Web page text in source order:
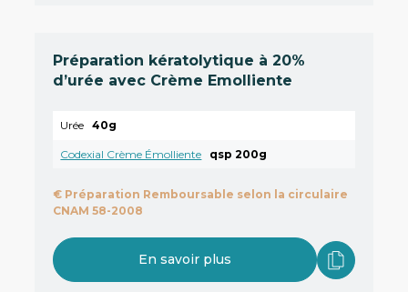
Préparation kératolytique à 20%
d’urée avec Crème Emolliente
Urée 40g
Codexial Crème Émolliente qsp 200g
€ Préparation Remboursable selon la circulaire
CNAM 58-2008
En savoir plus